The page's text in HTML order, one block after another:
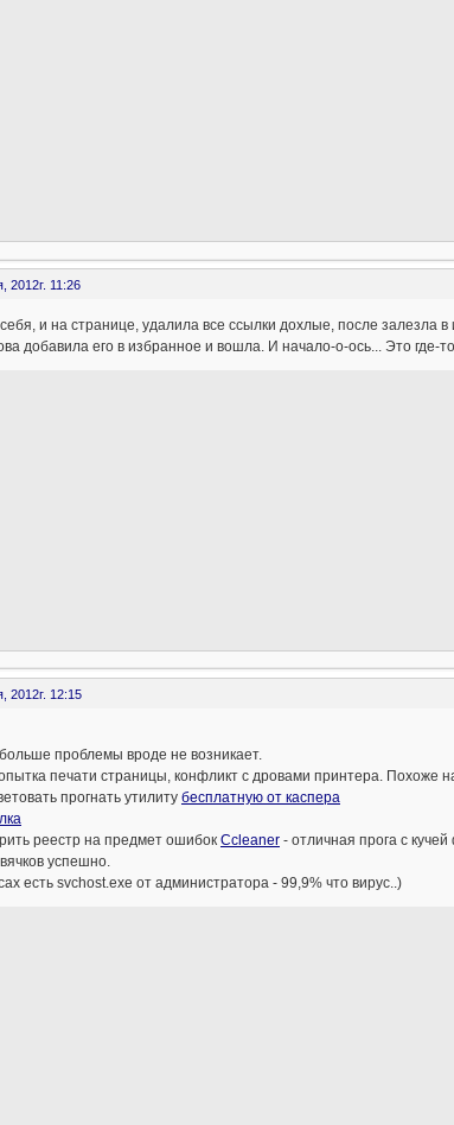
2012г. 11:26
и на странице, удалила все ссылки дохлые, после залезла
добавила его в избранное и вошла. И начало-о-ось... Это где-
2012г. 12:15
проблемы вроде не возникает.
печати страницы, конфликт с дровами принтера. Похоже
прогнать утилиту бесплатную от каспера
реестр на предмет ошибок Ccleaner- отличная прога с кучей
успешно.
есть svchost.exe от администратора - 99,9% что вирус..)